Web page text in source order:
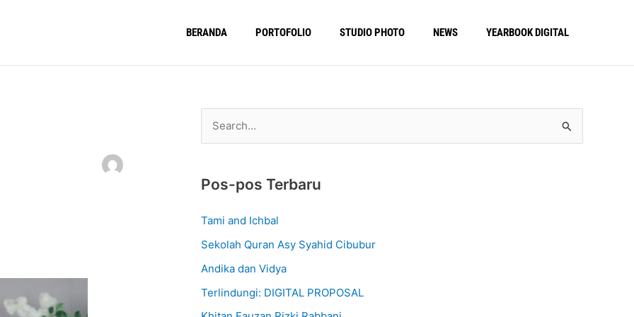
BERANDA PORTOFOLIO STUDIO PHOTO NEWS YEARBOOK DIGITAL
i
u
k
Pos-pos Terbaru
Tami and Ichbal
Sekolah Quran Asy Syahid Cibubur
Andika dan Vidya
Terlindungi: DIGITAL PROPOSAL